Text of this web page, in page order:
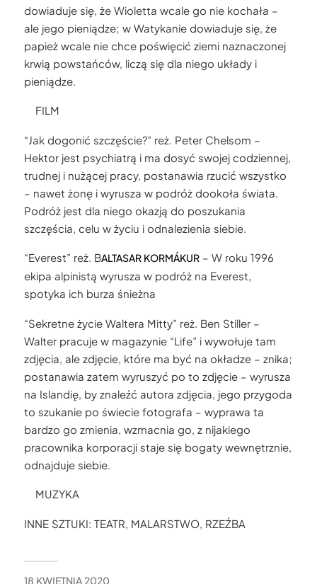
dowiaduje się, że Wioletta wcale go nie kochała –
ale jego pieniądze; w Watykanie dowiaduje się, że
papież wcale nie chce poświęcić ziemi naznaczonej
krwią powstańców, liczą się dla niego układy i
pieniądze.
FILM
“Jak dogonić szczęście?” reż. Peter Chelsom –
Hektor jest psychiatrą i ma dosyć swojej codziennej,
trudnej i nużącej pracy, postanawia rzucić wszystko
– nawet żonę i wyrusza w podróż dookoła świata.
Podróż jest dla niego okazją do poszukania
szczęścia, celu w życiu i odnalezienia siebie.
“Everest” reż. BALTASAR KORMÁKUR– W roku 1996
ekipa alpinistą wyrusza w podróż na Everest,
spotyka ich burza śnieżna
“Sekretne życie Waltera Mitty” reż. Ben Stiller –
Walter pracuje w magazynie “Life” i wywołuje tam
zdjęcia, ale zdjęcie, które ma być na okładze – znika;
postanawia zatem wyruszyć po to zdjęcie – wyrusza
na Islandię, by znaleźć autora zdjęcia, jego przygoda
to szukanie po świecie fotografa – wyprawa ta
bardzo go zmienia, wzmacnia go, z nijakiego
pracownika korporacji staje się bogaty wewnętrznie,
odnajduje siebie.
MUZYKA
INNE SZTUKI: TEATR, MALARSTWO, RZEŹBA
18 KWIETNIA 2020